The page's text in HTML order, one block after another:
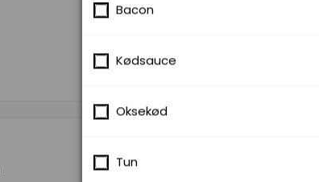
Bacon
Kødsauce
Oksekød
Tun